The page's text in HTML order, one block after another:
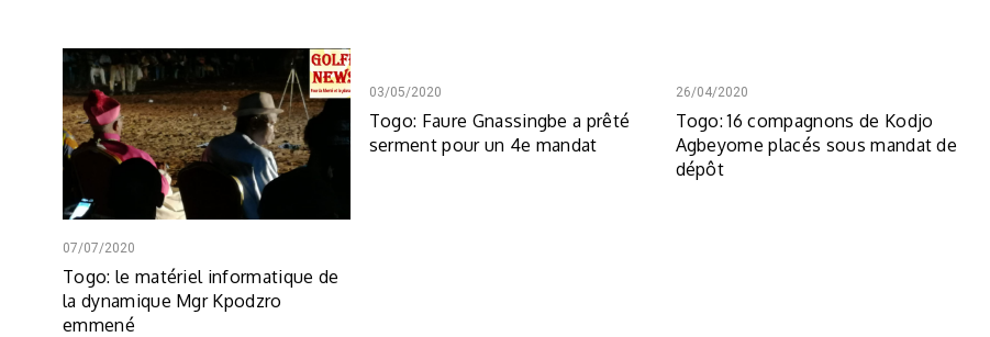
07/07/2020
Togo: le matériel informatique de
la dynamique Mgr Kpodzro
emmené
03/05/2020
Togo: Faure Gnassingbe a prêté
serment pour un 4e mandat
26/04/2020
Togo: 16 compagnons de Kodjo
Agbeyome placés sous mandat de
dépôt